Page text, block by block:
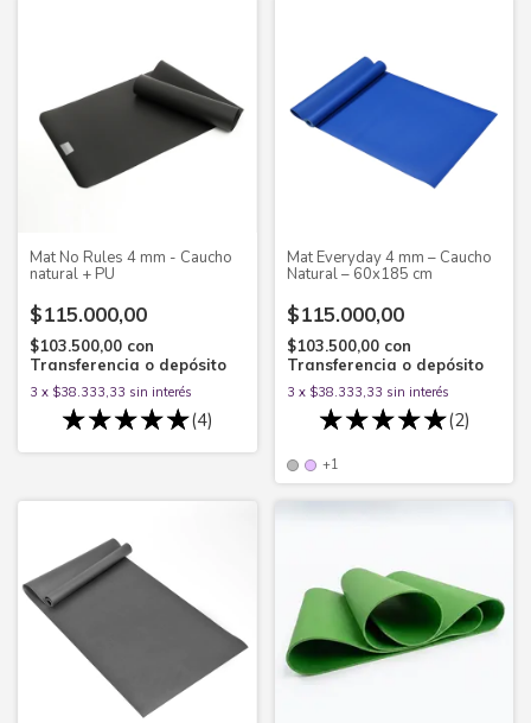
Mat No Rules 4 mm - Caucho
natural + PU
$115.000,00
$103.500,00 con
Transferencia o depósito
3 x $38.333,33 sin interés
(4)
Mat Everyday 4 mm – Caucho
Natural – 60x185 cm
$115.000,00
$103.500,00 con
Transferencia o depósito
3 x $38.333,33 sin interés
(2)
+1